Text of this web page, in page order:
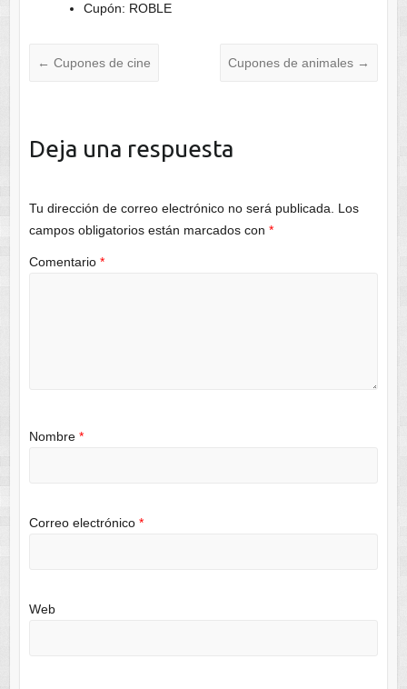
Cupón: ROBLE
← Cupones de cine Cupones de animales →
Deja una respuesta
Tu dirección de correo electrónico no será publicada.
Los
campos obligatorios están marcados con *
Comentario *
Nombre *
Correo electrónico *
Web